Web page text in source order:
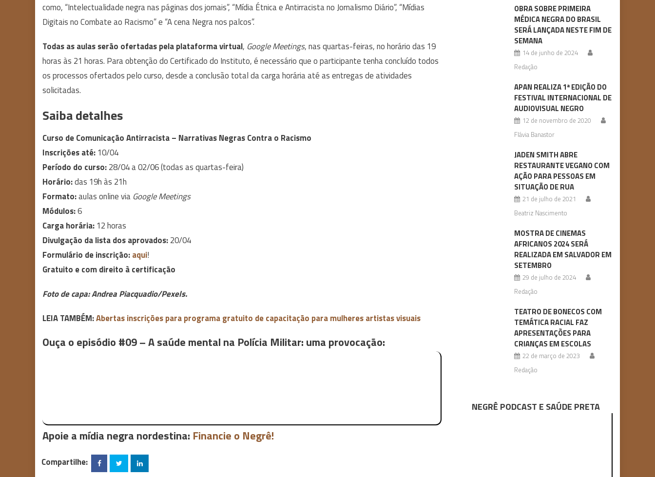
como, “Intelectualidade negra nas páginas dos jornais”, “Mídia Étnica e Antirracista no Jornalismo Diário”, “Mídias
Digitais no Combate ao Racismo” e “A cena Negra nos palcos”.
Todas as aulas serão ofertadas pela plataforma virtual, Google Meetings, nas quartas-feiras, no horário das 19
horas às 21 horas. Para obtenção do Certificado do Instituto, é necessário que o participante tenha concluído todos
os processos ofertados pelo curso, desde a conclusão total da carga horária até as entregas de atividades
solicitadas.
Saiba detalhes
Curso de Comunicação Antirracista– Narrativas Negras Contra o Racismo
Inscrições até:10/04
Período do curso:28/04 a 02/06 (todas as quartas-feira)
Horário:das 19h às 21h
Formato:aulas online via Google Meetings
Módulos:6
Carga horária:12 horas
Divulgação da lista dos aprovados:20/04
Formulário de inscrição:aqui!
Gratuito e com direito à certificação
Foto de capa: Andrea Piacquadio/Pexels.
LEIA TAMBÉM:Abertas inscrições para programa gratuito de capacitação para mulheres artistas visuais
Ouça o episódio #09 – A saúde mental na Polícia Militar: uma provocação:
Apoie a mídia negra nordestina: Financie o Negrê!
Compartilhe:
OBRA SOBRE PRIMEIRA
MÉDICA NEGRA DO BRASIL
SERÁ LANÇADA NESTE FIM DE
SEMANA
14 de junho de 2024
Redação
APAN REALIZA 1ª EDIÇÃO DO
FESTIVAL INTERNACIONAL DE
AUDIOVISUAL NEGRO
12 de novembro de 2020
Flávia Banastor
JADEN SMITH ABRE
RESTAURANTE VEGANO COM
AÇÃO PARA PESSOAS EM
SITUAÇÃO DE RUA
21 de julho de 2021
Beatriz Nascimento
MOSTRA DE CINEMAS
AFRICANOS 2024 SERÁ
REALIZADA EM SALVADOR EM
SETEMBRO
29 de julho de 2024
Redação
TEATRO DE BONECOS COM
TEMÁTICA RACIAL FAZ
APRESENTAÇÕES PARA
CRIANÇAS EM ESCOLAS
22 de março de 2023
Redação
NEGRÊ PODCAST E SAÚDE PRETA